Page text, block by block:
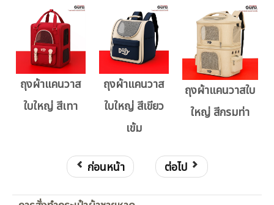
ถุงผ้าแคนวาส
ใบใหญ่ สีเทา
ถุงผ้าแคนวาส
ใบใหญ่ สีเขียว
เข้ม
ถุงผ้าแคนวาสใบ
ใหญ่ สีกรมท่า
ก่อนหน้า ต่อไป